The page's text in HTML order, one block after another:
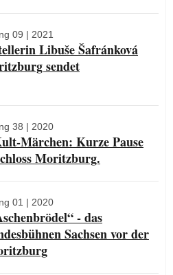
09 | 2021
Libuše Šafránková
sendet
38 | 2020
Märchen: Kurze Pause
Moritzburg.
01 | 2020
- das
Sachsen vor der